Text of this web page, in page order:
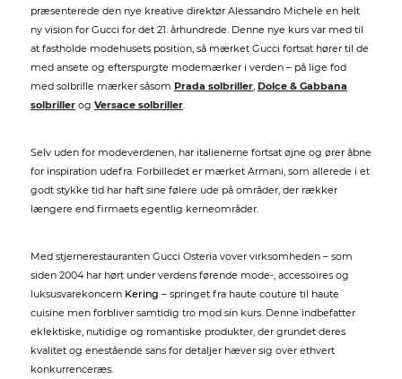
præsenterede den nye kreative direktør Alessandro Michele en helt
ny vision for Gucci for det 21. århundrede. Denne nye kurs var med til
at fastholde modehusets position, så mærket Gucci fortsat hører til de
med ansete og efterspurgte modemærker i verden – på lige fod
med solbrille mærker såsom Prada solbriller, Dolce & Gabbana
solbriller og Versace solbriller.
Selv uden for modeverdenen, har italienerne fortsat øjne og ører åbne
for inspiration udefra. Forbilledet er mærket Armani, som allerede i et
godt stykke tid har haft sine følere ude på områder, der rækker
længere end firmaets egentlig kerneområder.
Med stjernerestauranten Gucci Osteria vover virksomheden – som
siden 2004 har hørt under verdens førende mode-, accessoires og
luksusvarekoncern Kering – springet fra haute couture til haute
cuisine men forbliver samtidig tro mod sin kurs. Denne indbefatter
eklektiske, nutidige og romantiske produkter, der grundet deres
kvalitet og enestående sans for detaljer hæver sig over ethvert
konkurrenceræs.